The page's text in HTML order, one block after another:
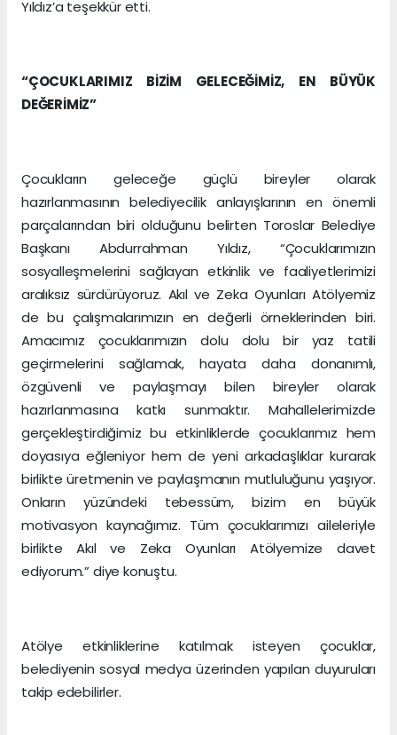
Yıldız’a teşekkür etti.
“ÇOCUKLARIMIZ BİZİM GELECEĞİMİZ, EN BÜYÜK
DEĞERİMİZ”
Çocukların geleceğe güçlü bireyler olarak
hazırlanmasının belediyecilik anlayışlarının en önemli
parçalarından biri olduğunu belirten Toroslar Belediye
Başkanı Abdurrahman Yıldız, “Çocuklarımızın
sosyalleşmelerini sağlayan etkinlik ve faaliyetlerimizi
aralıksız sürdürüyoruz. Akıl ve Zeka Oyunları Atölyemiz
de bu çalışmalarımızın en değerli örneklerinden biri.
Amacımız çocuklarımızın dolu dolu bir yaz tatili
geçirmelerini sağlamak, hayata daha donanımlı,
özgüvenli ve paylaşmayı bilen bireyler olarak
hazırlanmasına katkı sunmaktır. Mahallelerimizde
gerçekleştirdiğimiz bu etkinliklerde çocuklarımız hem
doyasıya eğleniyor hem de yeni arkadaşlıklar kurarak
birlikte üretmenin ve paylaşmanın mutluluğunu yaşıyor.
Onların yüzündeki tebessüm, bizim en büyük
motivasyon kaynağımız. Tüm çocuklarımızı aileleriyle
birlikte Akıl ve Zeka Oyunları Atölyemize davet
ediyorum.” diye konuştu.
Atölye etkinliklerine katılmak isteyen çocuklar,
belediyenin sosyal medya üzerinden yapılan duyuruları
takip edebilirler.